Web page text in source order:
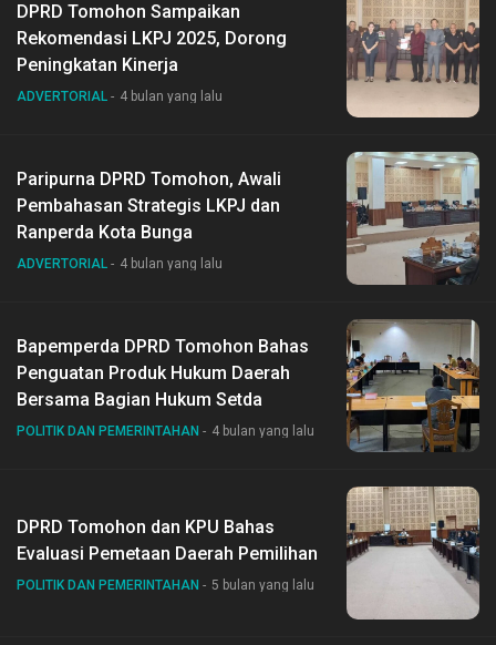
DPRD Tomohon Sampaikan
Rekomendasi LKPJ 2025, Dorong
Peningkatan Kinerja
ADVERTORIAL 4 bulan yang lalu
Paripurna DPRD Tomohon, Awali
Pembahasan Strategis LKPJ dan
Ranperda Kota Bunga
ADVERTORIAL 4 bulan yang lalu
Bapemperda DPRD Tomohon Bahas
Penguatan Produk Hukum Daerah
Bersama Bagian Hukum Setda
POLITIK DAN PEMERINTAHAN 4 bulan yang lalu
DPRD Tomohon dan KPU Bahas
Evaluasi Pemetaan Daerah Pemilihan
POLITIK DAN PEMERINTAHAN 5 bulan yang lalu